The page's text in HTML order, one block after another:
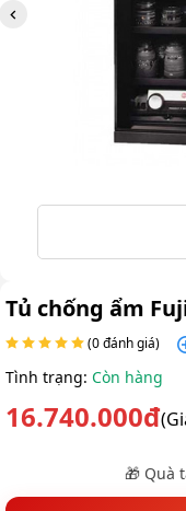
Tủ chống ẩm
(0 đánh giá)
Tình trạng: Còn hàng
16.740.000đ
🎁 Quà